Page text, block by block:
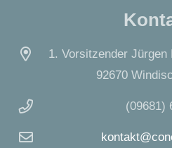
1. Vorsitzender
92670
(09681)